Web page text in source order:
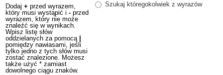
Dodaj + przed wyrazem,
który musi wystąpić i - przed
wyrazem, który nie może
znaleźć się w wynikach.
Wpisz listę słów
oddzielanych za pomocą
pomiędzy nawiasami, jeśli
tylko jedno z tych słów musi
zostać znalezione. Możesz
także użyć * zamiast
dowolnego ciągu znaków.
Szukaj któregokolwiek z wyrazów